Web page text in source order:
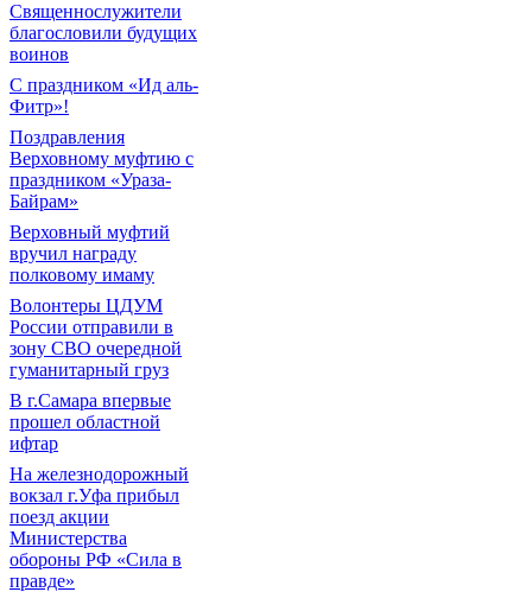
Священнослужители
благословили будущих
воинов
С праздником «Ид аль-
Фитр»!
Поздравления
Верховному муфтию с
праздником «Ураза-
Байрам»
Верховный муфтий
вручил награду
полковому имаму
Волонтеры ЦДУМ
России отправили в
зону СВО очередной
гуманитарный груз
В г.Самара впервые
прошел областной
ифтар
На железнодорожный
вокзал г.Уфа прибыл
поезд акции
Министерства
обороны РФ «Сила в
правде»